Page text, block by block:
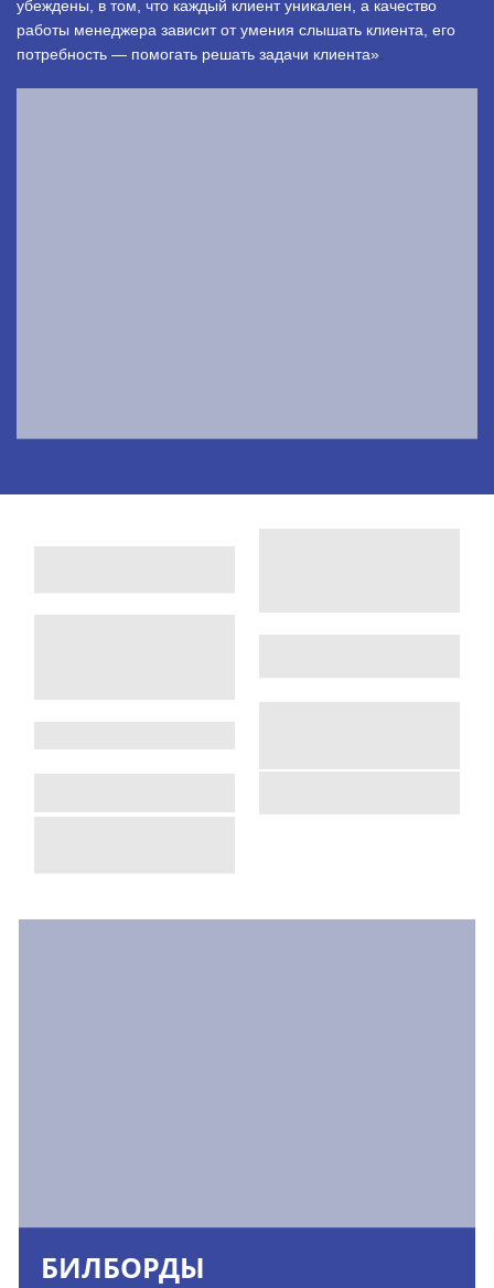
убеждены, в том, что каждый клиент уникален, а качество
работы менеджера зависит от умения слышать клиента, его
потребность — помогать решать задачи клиента»
БИЛБОРДЫ